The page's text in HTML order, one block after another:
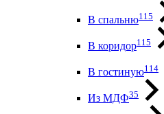
В спальню115
В коридор115
В гостиную114
Из МДФ35